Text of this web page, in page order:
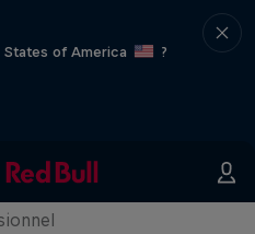
of America
?